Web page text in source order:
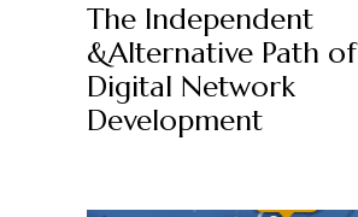
The Independent
&Alternative Path of
Digital Network
Development